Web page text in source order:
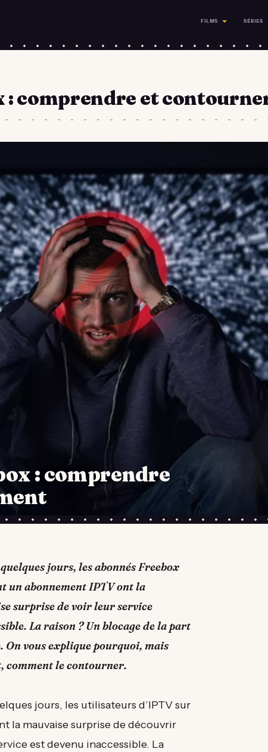
FILMS SÉRIES
: comprendre et
: comprendre
jours, les abonnés Freebox
un abonnement IPTV ont la
surprise de voir leur service
La raison ? Un blocage de la part
On vous explique pourquoi, mais
comment le contourner.
jours, les utilisateurs d’IPTV sur
la mauvaise surprise de découvrir
est devenu inaccessible. La